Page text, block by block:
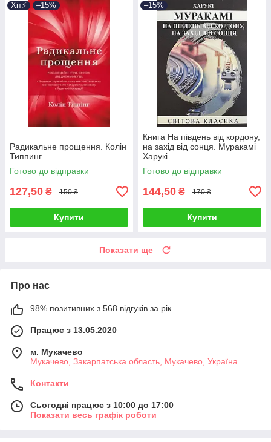
Хіт⚡️ –15%
Радикальне прощення. Колін
Типпинг
Готово до відправки
127,50 ₴ 150 ₴
Купити
–15%
Книга На південь від кордону,
на захід від сонця. Муракамі
Харукі
Готово до відправки
144,50 ₴ 170 ₴
Купити
Показати ще
Про нас
98% позитивних з 568 відгуків за рік
Працює з 13.05.2020
м. Мукачево
Мукачево, Закарпатська область, Мукачево, Україна
Контакти
Сьогодні працює з 10:00 до 17:00
Показати весь графік роботи